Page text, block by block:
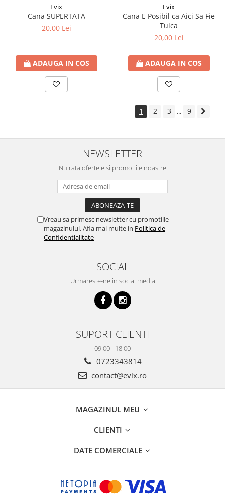
Evix
Cana SUPERTATA
20,00 Lei
ADAUGA IN COS
Evix
Cana E Posibil ca Aici Sa Fie
Tuica
20,00 Lei
ADAUGA IN COS
1 2 3 ... 9
NEWSLETTER
Nu rata ofertele si promotiile noastre
Vreau sa primesc newsletter cu promotiile
magazinului. Afla mai multe in Politica de
Confidentialitate
SOCIAL
Urmareste-ne in social media
SUPORT CLIENTI
09:00 - 18:00
0723343814
contact@evix.ro
MAGAZINUL MEU
CLIENTI
DATE COMERCIALE